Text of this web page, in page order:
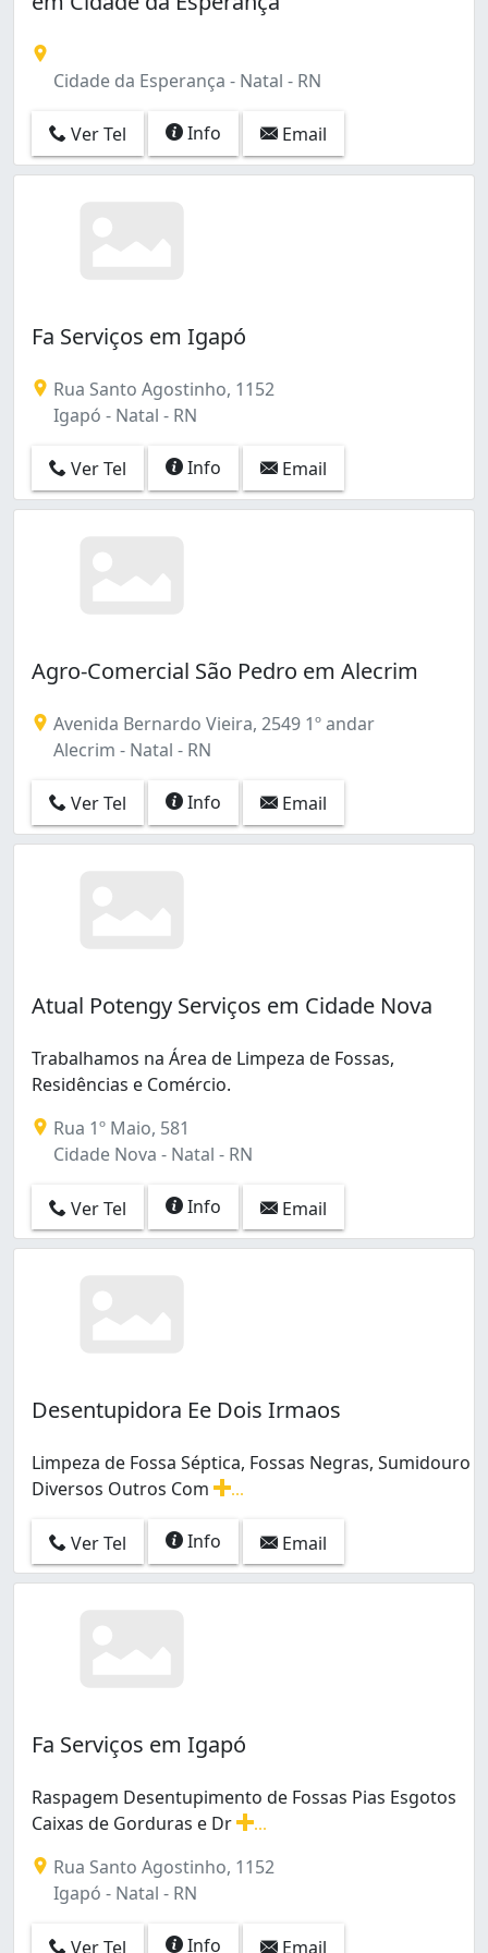
Pajuçara (1)
Cidade da Esperança - Natal - RN
Ver Tel Info Email
Fa Serviços em Igapó
Rua Santo Agostinho, 1152
Igapó - Natal - RN
Ver Tel Info Email
Agro-Comercial São Pedro em Alecrim
Avenida Bernardo Vieira, 2549 1º andar
Alecrim - Natal - RN
Ver Tel Info Email
Atual Potengy Serviços em Cidade Nova
Trabalhamos na Área de Limpeza de Fossas,
Residências e Comércio.
Rua 1º Maio, 581
Cidade Nova - Natal - RN
Ver Tel Info Email
Desentupidora Ee Dois Irmaos
Limpeza de Fossa Séptica, Fossas Negras, Sumidouro
Diversos Outros Com
Ver Tel
Info Email
Fa Serviços em Igapó
Raspagem Desentupimento de Fossas Pias Esgotos
Caixas de Gorduras e Dr
Rua Santo Agostinho, 1152
Igapó - Natal - RN
Ver Tel Info Email